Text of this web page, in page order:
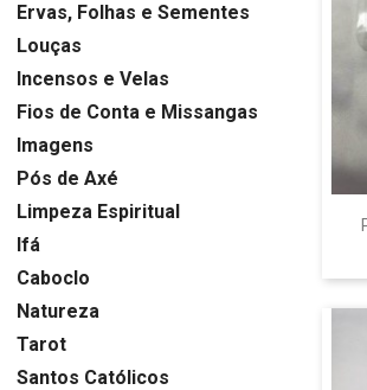
Ervas, Folhas e Sementes
Louças
Incensos e Velas
Fios de Conta e Missangas
Imagens
Pós de Axé
Limpeza Espiritual
Ifá
Caboclo
Natureza
Tarot
Santos Católicos